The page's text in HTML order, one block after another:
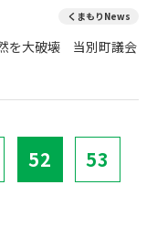
くまもりNews
を大破壊 当別町議会
52 53